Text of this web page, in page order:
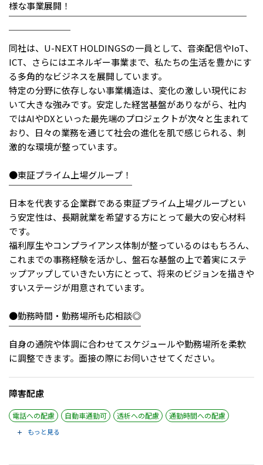
様な事業展開！
￣￣￣￣￣￣￣￣￣￣￣￣￣￣￣￣￣￣￣￣￣￣￣￣￣￣￣
￣￣￣￣￣￣￣
同社は、U-NEXT HOLDINGSの一員として、音楽配信やIoT、
ICT、さらにはエネルギー事業まで、私たちの生活を豊かにす
る多角的なビジネスを展開しています。
特定の分野に依存しない事業構造は、変化の激しい現代にお
いて大きな強みです。安定した経営基盤がありながら、社内
ではAIやDXといった最先端のプロジェクトが次々と生まれて
おり、日々の業務を通じて社会の進化を肌で感じられる、刺
激的な環境が整っています。
●東証プライム上場グループ！
￣￣￣￣￣￣￣￣￣￣￣￣￣￣
日本を代表する企業群である東証プライム上場グループとい
う安定性は、長期就業を希望する方にとって最大の安心材料
です。
福利厚生やコンプライアンス体制が整っているのはもちろん、
これまでの事務経験を活かし、盤石な基盤の上で着実にステ
ップアップしていきたい方にとって、将来のビジョンを描きや
すいステージが用意されています。
●勤務時間・勤務場所も応相談◎
￣￣￣￣￣￣￣￣￣￣￣￣￣￣￣
自身の通院や体調に合わせてスケジュールや勤務場所を柔軟
に調整できます。面接の際にお伺いさせてください。
障害配慮
電話への配慮 自動車通勤可 透析への配慮 通勤時間への配慮
もっと見る
しいたけ生産で実現する
ご利用ガイド
法人向けページ
メニューを閉じる